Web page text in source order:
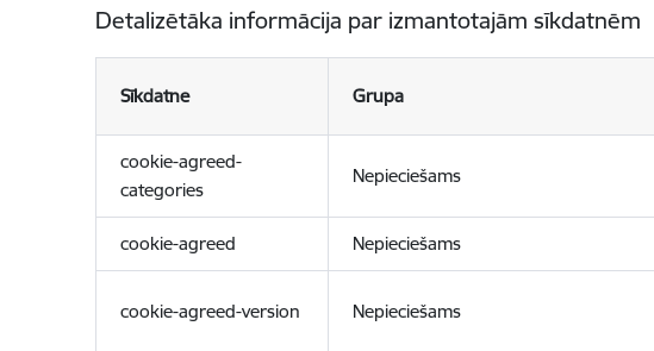
Detalizētāka informācija par izmantotajām sīkdatnēm
Sīkdatne Grupa
cookie-agreed-
categories
Nepieciešams
cookie-agreed Nepieciešams
cookie-agreed-version Nepieciešams